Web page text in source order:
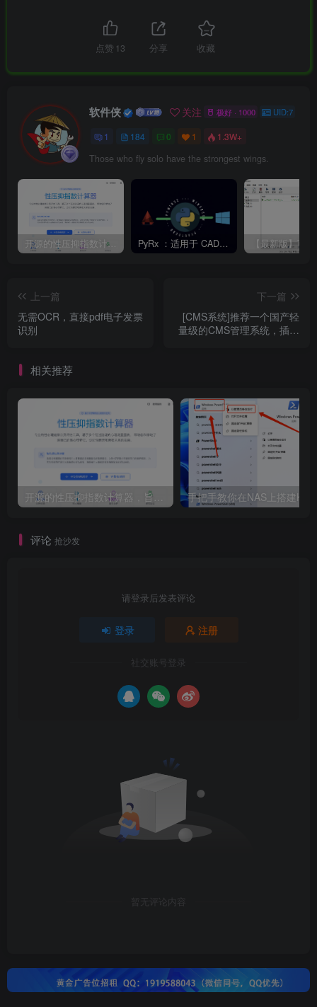
点赞 13 分享 收藏
软件侠 关注 极好 · 1000 UID:7
1 184 0 1 1.3W+
Those who fly solo have the strongest wings.
开源的性压抑指数计算器，旨在帮助用户科学地了解自己的性心理特征，促进性健康和亲密关系的发展。 PyRx ：适用于 CAD 二次开发的 Python
上一篇
无需OCR，直接pdf电子发票
识别
下一篇
[CMS系统]推荐一个国产轻
量级的CMS管理系统，插件
相关推荐
开源的性压抑指数计算器，旨在帮助用户科学地了解自己的性心理特征，促进性健康和亲密关系的发展。
评论 抢沙发
请登录后发表评论
登录 注册
社交账号登录
暂无评论内容